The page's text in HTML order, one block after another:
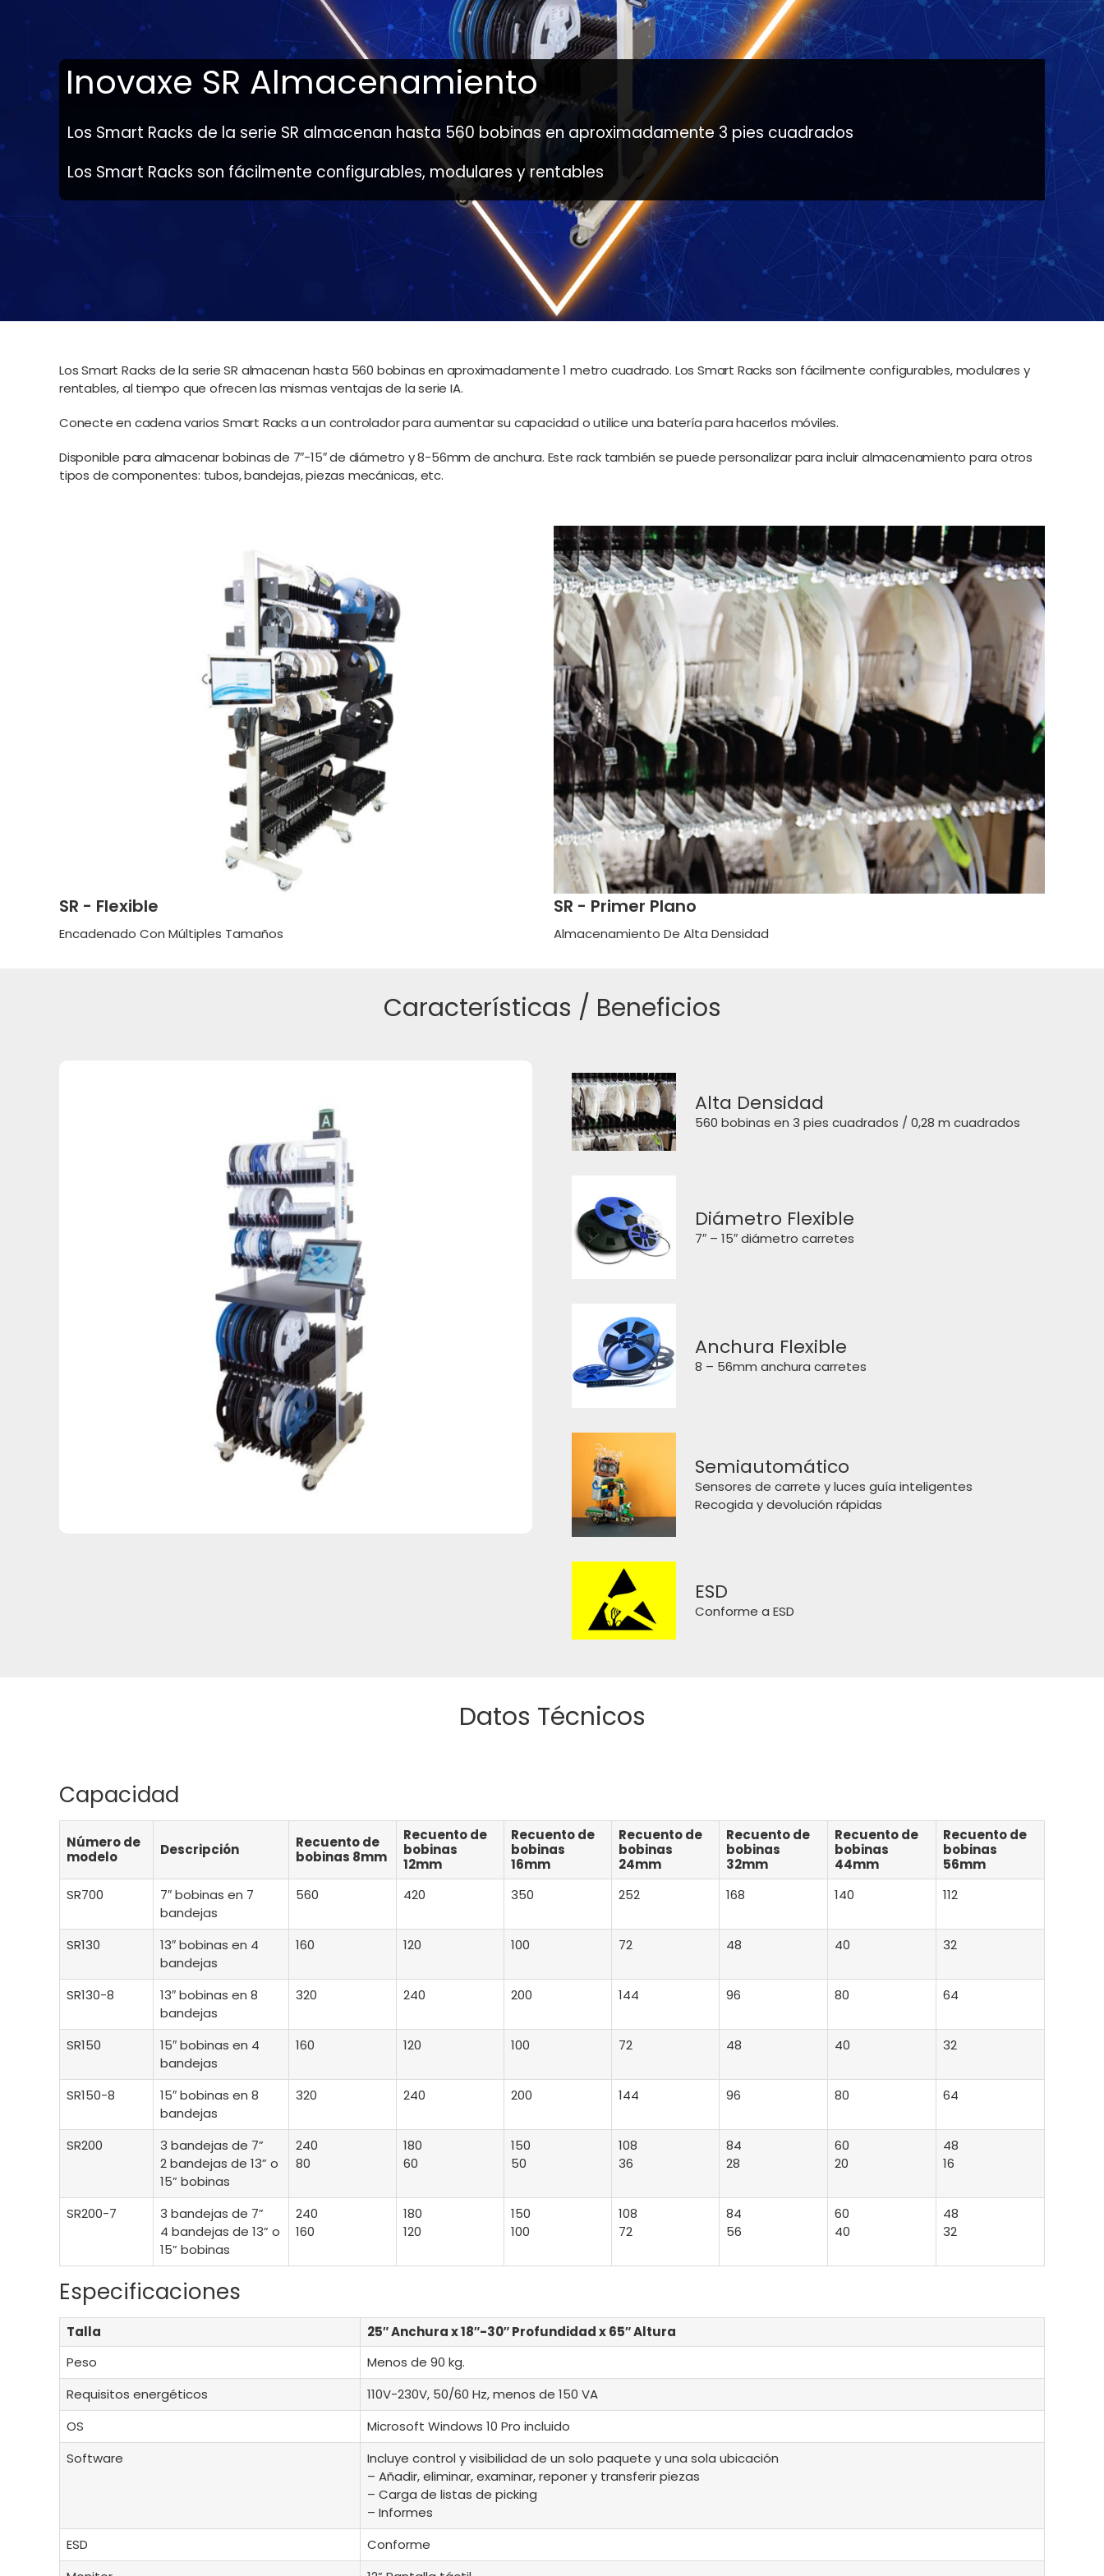
Inovaxe SR Almacenamiento
Los Smart Racks de la serie SR almacenan hasta 560 bobinas en aproximadamente 3 pies cuadrados
Los Smart Racks son fácilmente configurables, modulares y rentables
Los Smart Racks de la serie SR almacenan hasta 560 bobinas en aproximadamente 1 metro cuadrado. Los Smart Racks son fácilmente configurables, modulares y
rentables, al tiempo que ofrecen las mismas ventajas de la serie IA.
Conecte en cadena varios Smart Racks a un controlador para aumentar su capacidad o utilice una batería para hacerlos móviles.
Disponible para almacenar bobinas de 7″-15″ de diámetro y 8-56mm de anchura. Este rack también se puede personalizar para incluir almacenamiento para otros
tipos de componentes: tubos, bandejas, piezas mecánicas, etc.
SR - Flexible
Encadenado Con Múltiples Tamaños
SR - Primer Plano
Almacenamiento De Alta Densidad
Características / Beneficios
Alta Densidad
560 bobinas en 3 pies cuadrados / 0,28 m cuadrados
Diámetro Flexible
7″ – 15″ diámetro carretes
Anchura Flexible
8 – 56mm anchura carretes
Semiautomático
Sensores de carrete y luces guía inteligentes
Recogida y devolución rápidas
ESD
Conforme a ESD
Datos Técnicos
Capacidad
Número de
modelo
Descripción
Recuento de
bobinas 8mm
Recuento de
bobinas
12mm
Recuento de
bobinas
16mm
Recuento de
bobinas
24mm
Recuento de
bobinas
32mm
Recuento de
bobinas
44mm
Recuento de
bobinas
56mm
SR700
7″ bobinas en 7
bandejas
560 420 350 252 168 140 112
SR130
13″ bobinas en 4
bandejas
160 120 100 72 48 40 32
SR130-8
13″ bobinas en 8
bandejas
320 240 200 144 96 80 64
SR150
15″ bobinas en 4
bandejas
160 120 100 72 48 40 32
SR150-8
15″ bobinas en 8
bandejas
320 240 200 144 96 80 64
SR200
3 bandejas de 7”
2 bandejas de 13” o
15” bobinas
240
80
180
60
150
50
108
36
84
28
60
20
48
16
SR200-7
3 bandejas de 7”
4 bandejas de 13” o
15” bobinas
240
160
180
120
150
100
108
72
84
56
60
40
48
32
Especificaciones
Talla
25″ Anchura x 18″-30″ Profundidad x 65″ Altura
Peso
Menos de 90 kg.
Requisitos energéticos
110V-230V, 50/60 Hz, menos de 150 VA
OS
Microsoft Windows 10 Pro incluido
Software
Incluye control y visibilidad de un solo paquete y una sola ubicación
– Añadir, eliminar, examinar, reponer y transferir piezas
– Carga de listas de picking
– Informes
ESD
Conforme